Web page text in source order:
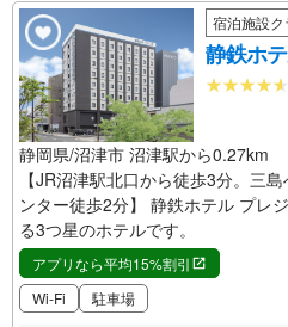
宿泊施設
静鉄ホ
静岡県/沼津市 沼津駅から0.27km
【JR沼津駅北口から徒歩3分。三
ンター徒歩2分】 静鉄ホテル プレ
る3つ星のホテルです。
アプリなら平均15%割引
Wi-Fi
駐車場